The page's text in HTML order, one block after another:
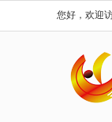
您好，欢迎